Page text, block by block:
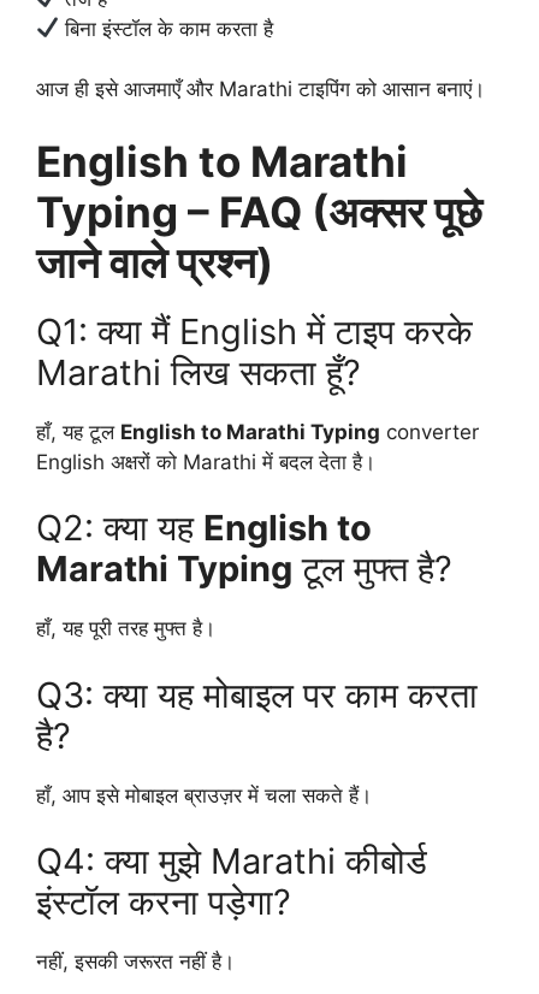
बिना इंस्टॉल के काम करता है
आज ही इसे आजमाएँ और Marathi टाइपिंग को आसान बनाएं।
English to Marathi
Typing – FAQ (अक्सर पूछे
जाने वाले प्रश्न)
Q1: क्या मैं English में टाइप करके
Marathi लिख सकता हूँ?
हाँ, यह टूल English to Marathi Typing converter
English अक्षरों को Marathi में बदल देता है।
Q2: क्या यह English to
Marathi Typing टूल मुफ्त है?
हाँ, यह पूरी तरह मुफ्त है।
Q3: क्या यह मोबाइल पर काम करता
है?
हाँ, आप इसे मोबाइल ब्राउज़र में चला सकते हैं।
Q4: क्या मुझे Marathi कीबोर्ड
इंस्टॉल करना पड़ेगा?
नहीं, इसकी जरूरत नहीं है।